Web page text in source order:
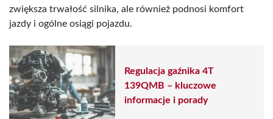
zwiększa trwałość silnika, ale również podnosi komfort
jazdy i ogólne osiągi pojazdu.
Regulacja gaźnika 4T
139QMB – kluczowe
informacje i porady